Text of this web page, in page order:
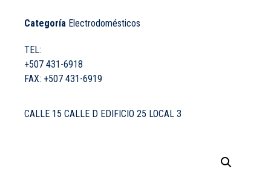
Categoría Electrodomésticos
TEL:
+507 431-6918
FAX: +507 431-6919
CALLE 15 CALLE D EDIFICIO 25 LOCAL 3